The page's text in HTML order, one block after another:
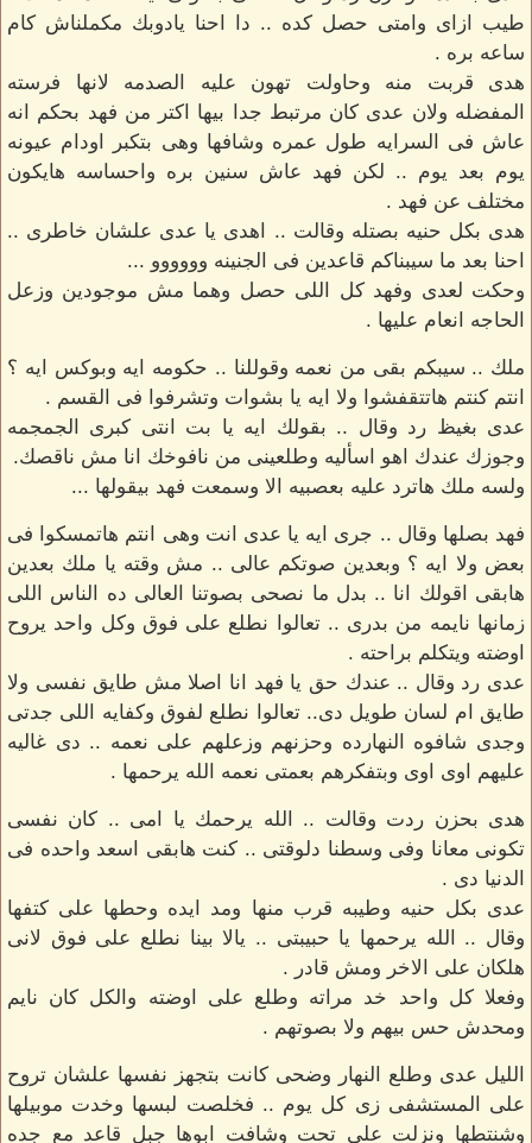
طيب ازاى وامتى حصل كده .. دا احنا يادوبك مكملناش كام
ساعه بره .
هدى قربت منه وحاولت تهون عليه الصدمه لانها فرسته
المفضله ولان عدى كان مرتبط جدا بيها اكتر من فهد بحكم انه
عاش فى السرايه طول عمره وشافها وهى بتكبر اودام عيونه
يوم بعد يوم .. لكن فهد عاش سنين بره واحساسه هايكون
مختلف عن فهد .
هدى بكل حنيه بصتله وقالت .. اهدى يا عدى علشان خاطرى ..
احنا بعد ما سيبناكم قاعدين فى الجنينه وووووو ...
وحكت لعدى وفهد كل اللى حصل وهما مش موجودين وزعل
الحاجه انعام عليها .
ملك .. سيبكم بقى من نعمه وقوللنا .. حكومه ايه وبوكس ايه ؟
انتم كنتم هاتتقفشوا ولا ايه يا بشوات وتشرفوا فى القسم .
عدى بغيظ رد وقال .. بقولك ايه يا بت انتى كبرى الجمجمه
وجوزك عندك اهو اسأليه وطلعينى من نافوخك انا مش ناقصك.
ولسه ملك هاترد عليه بعصبيه الا وسمعت فهد بيقولها ...
فهد بصلها وقال .. جرى ايه يا عدى انت وهى انتم هاتمسكوا فى
بعض ولا ايه ؟ وبعدين صوتكم عالى .. مش وقته يا ملك بعدين
هابقى اقولك انا .. بدل ما نصحى بصوتنا العالى ده الناس اللى
زمانها نايمه من بدرى .. تعالوا نطلع على فوق وكل واحد يروح
اوضته ويتكلم براحته .
عدى رد وقال .. عندك حق يا فهد انا اصلا مش طايق نفسى ولا
طايق ام لسان طويل دى.. تعالوا نطلع لفوق وكفايه اللى جدتى
وجدى شافوه النهارده وحزنهم وزعلهم على نعمه .. دى غاليه
عليهم اوى اوى وبتفكرهم بعمتى نعمه الله يرحمها .
هدى بحزن ردت وقالت .. الله يرحمك يا امى .. كان نفسى
تكونى معانا وفى وسطنا دلوقتى .. كنت هابقى اسعد واحده فى
الدنيا دى .
عدى بكل حنيه وطيبه قرب منها ومد ايده وحطها على كتفها
وقال .. الله يرحمها يا حبيبتى .. يالا بينا نطلع على فوق لانى
هلكان على الاخر ومش قادر .
وفعلا كل واحد خد مراته وطلع على اوضته والكل كان نايم
ومحدش حس بيهم ولا بصوتهم .
الليل عدى وطلع النهار وضحى كانت بتجهز نفسها علشان تروح
على المستشفى زى كل يوم .. فخلصت لبسها وخدت موبيلها
وشنتطها ونزلت على تحت وشافت ابوها جبل قاعد مع جده